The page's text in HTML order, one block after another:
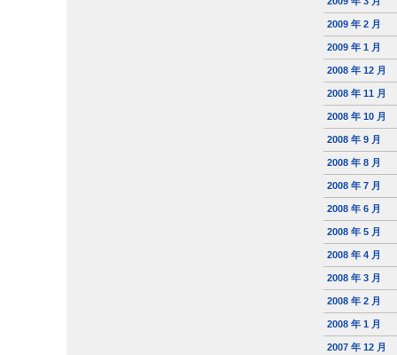
2009 年 2 月
2009 年 1 月
2008 年 12 月
2008 年 11 月
2008 年 10 月
2008 年 9 月
2008 年 8 月
2008 年 7 月
2008 年 6 月
2008 年 5 月
2008 年 4 月
2008 年 3 月
2008 年 2 月
2008 年 1 月
2007 年 12 月